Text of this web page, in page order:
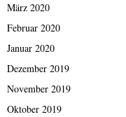
März 2020
Februar 2020
Januar 2020
Dezember 2019
November 2019
Oktober 2019